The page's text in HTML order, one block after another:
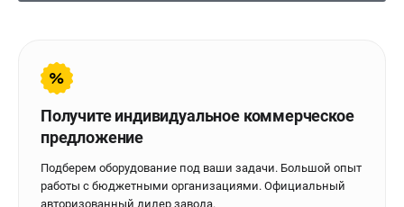
Политика обработки персональных данных
ИНФОРМАЦИЯ
О бренде
Юридическим лицам
Получите индивидуальное коммерческое
предложение
Подберем оборудование под ваши задачи. Большой опыт
работы с бюджетными организациями. Официальный
авторизованный дилер завода.